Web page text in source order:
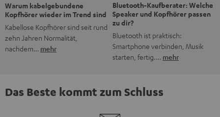
Warum kabelgebundene
Kopfhörer wieder im Trend sind
Kabellose Kopfhörer sind seit rund
zehn Jahren Normalität,
nachdem… mehr
Bluetooth-Kaufberater: Welche
Speaker und Kopfhörer passen
zu dir?
Bluetooth ist praktisch:
Smartphone verbinden, Musik
starten, fertig.… mehr
Das Beste kommt zum Schluss